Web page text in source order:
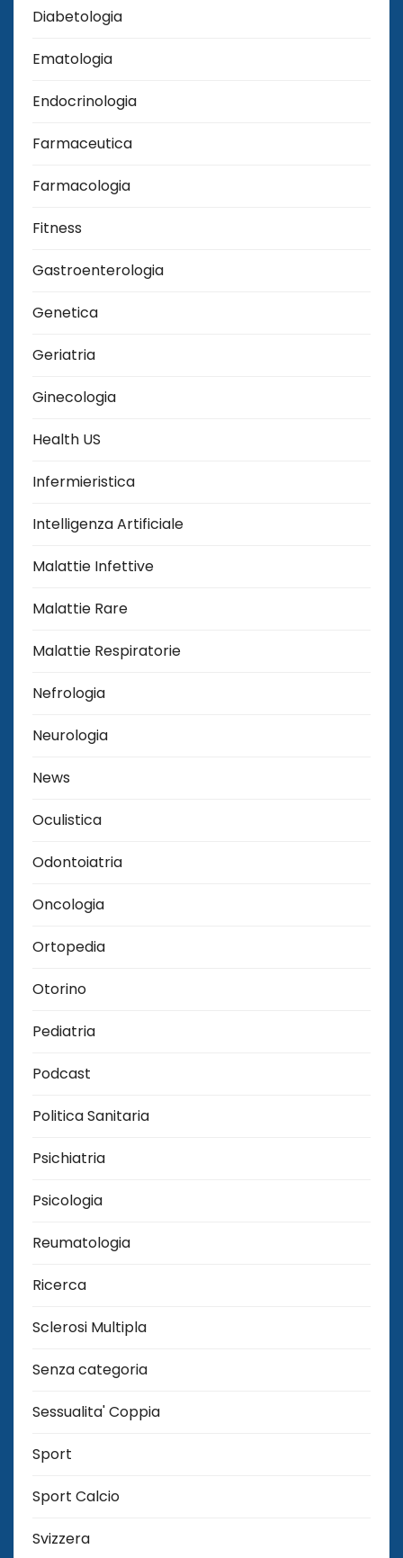
Diabetologia
Ematologia
Endocrinologia
Farmaceutica
Farmacologia
Fitness
Gastroenterologia
Genetica
Geriatria
Ginecologia
Health US
Infermieristica
Intelligenza Artificiale
Malattie Infettive
Malattie Rare
Malattie Respiratorie
Nefrologia
Neurologia
News
Oculistica
Odontoiatria
Oncologia
Ortopedia
Otorino
Pediatria
Podcast
Politica Sanitaria
Psichiatria
Psicologia
Reumatologia
Ricerca
Sclerosi Multipla
Senza categoria
Sessualita' Coppia
Sport
Sport Calcio
Svizzera